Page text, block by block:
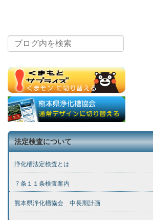
法定検査について
浄化槽法定検査とは
７条１１条検査案内
熊本県浄化槽協会 中長期計画